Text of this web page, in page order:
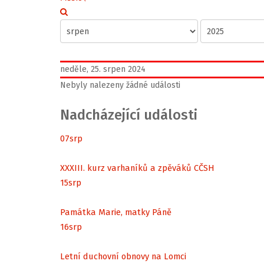
neděle, 25. srpen 2024
Nebyly nalezeny žádné události
Nadcházející události
07srp
XXXIII. kurz varhaníků a zpěváků CČSH
15srp
Památka Marie, matky Páně
16srp
Letní duchovní obnovy na Lomci